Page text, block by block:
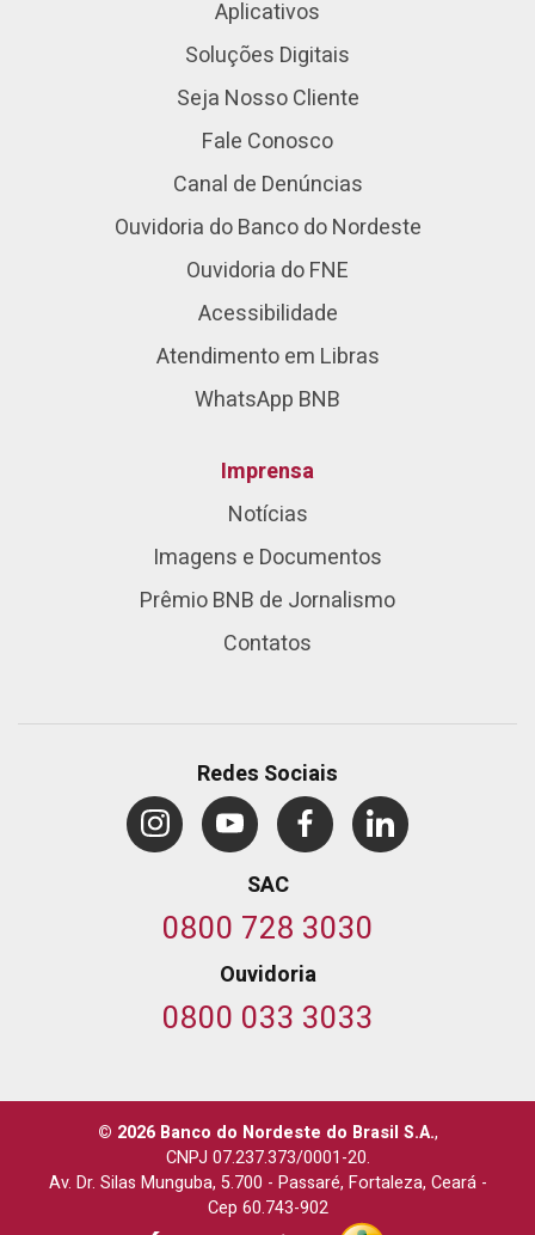
Aplicativos
Soluções Digitais
Seja Nosso Cliente
Fale Conosco
Canal de Denúncias
Ouvidoria do Banco do Nordeste
Ouvidoria do FNE
Acessibilidade
Atendimento em Libras
WhatsApp BNB
Imprensa
Notícias
Imagens e Documentos
Prêmio BNB de Jornalismo
Contatos
Redes Sociais
SAC
0800 728 3030
Ouvidoria
0800 033 3033
© 2026 Banco do Nordeste do Brasil S.A.,
CNPJ 07.237.373/0001-20.
Av. Dr. Silas Munguba, 5.700 - Passaré, Fortaleza, Ceará-
Cep 60.743-902